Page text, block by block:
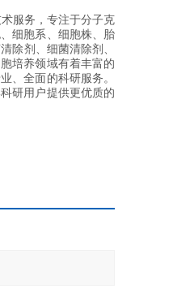
服务，专注于分子克
细胞系、细胞株、胎
除剂、细菌清除剂、
培养领域有着丰富的
、全面的科研服务。
研用户提供更优质的